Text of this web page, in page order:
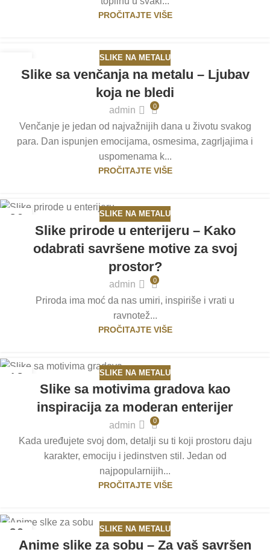
PROČITAJTE VIŠE
APR
SLIKE NA METALU
Slike sa venčanja na metalu – Ljubav
koja ne bledi
admin 0
Venčanje je jedan od najvažnijih dana u životu svakog
para. Dan ispunjen emocijama, osmesima, zagrljajima i
uspomenama k...
PROČITAJTE VIŠE
26 SLIKE NA METALU
Slike prirode u enterijeru – Kako
odabrati savršene motive za svoj
prostor?
admin 0
Priroda ima moć da nas umiri, inspiriše i vrati u
ravnotež...
PROČITAJTE VIŠE
12 SLIKE NA METALU
Slike sa motivima gradova kao
inspiracija za moderan enterijer
admin 0
Kada uređujete svoj dom, detalji su ti koji prostoru daju
karakter, emociju i jedinstven stil. Jedan od
najpopularnijih...
PROČITAJTE VIŠE
26
FEB
SLIKE NA METALU
Anime slike za sobu – Za vaš savršen